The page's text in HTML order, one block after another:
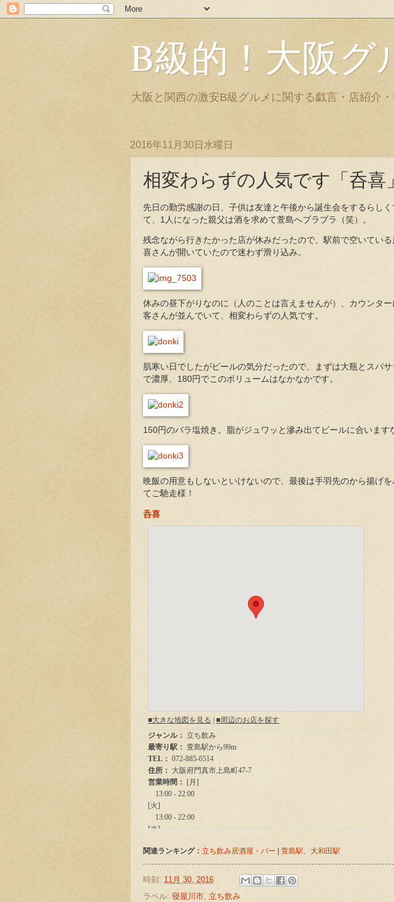
B級的！大阪グ
大阪と関西の激安B級グルメに関する戯言・店紹介
2016年11月30日水曜日
相変わらずの人気です「呑喜
先日の勤労感謝の日、子供は友達と午後から誕生会をするらし
て、1人になった親父は酒を求めて萱島へブラブラ（笑）。
残念ながら行きたかった店が休みだったので、駅前で空いてい
喜さんが開いていたので迷わず滑り込み。
休みの昼下がりなのに（人のことは言えませんが）、カウンタ
客さんが並んでいて、相変わらずの人気です。
肌寒い日でしたがビールの気分だったので、まずは大瓶とスパ
で濃厚、180円でこのボリュームはなかなかです。
150円のバラ塩焼き。脂がジュワッと滲み出てビールに合います
晩飯の用意もしないといけないので、最後は手羽先のから揚げ
てご馳走様！
呑喜
関連ランキング： 立ち飲み居酒屋・バー | 萱島駅 大和田駅
時刻: 11月 30, 2016
ラベル: 寝屋川市, 立ち飲み